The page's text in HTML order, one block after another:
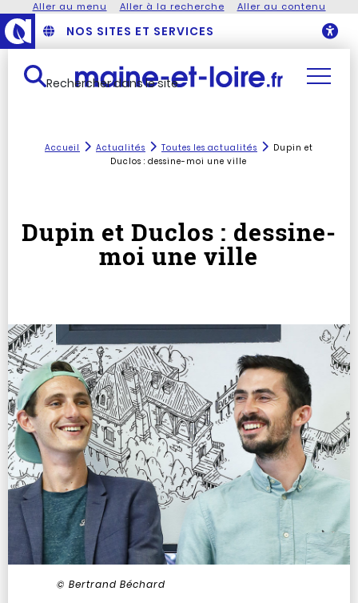
Aller au menu Aller à la recherche Aller au contenu
NOS SITES ET SERVICES
Rechercher dans le site
Accueil Actualités Toutes les actualités
Dupin et
Duclos : dessine-moi une ville
Dupin et Duclos : dessine-
moi une ville
© Bertrand Béchard